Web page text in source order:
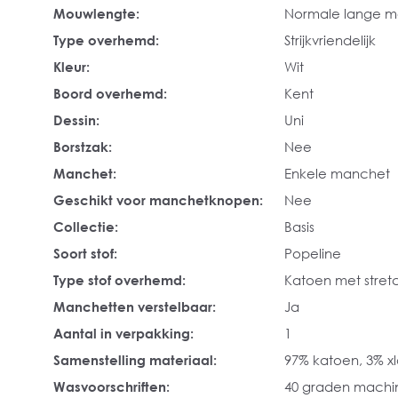
Mouwlengte:
Normale lange
Type overhemd:
Strijkvriendelijk
Kleur:
Wit
Boord overhemd:
Kent
Dessin:
Uni
Borstzak:
Nee
Manchet:
Enkele manchet
Geschikt voor manchetknopen:
Nee
Collectie:
Basis
Soort stof:
Popeline
Type stof overhemd:
Katoen met
Manchetten verstelbaar:
Ja
Aantal in verpakking:
1
Samenstelling materiaal:
97% katoen, 3%
Wasvoorschriften:
40 graden